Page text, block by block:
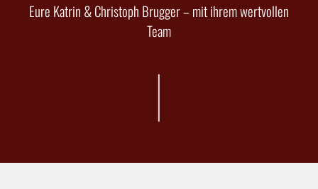
Eure Katrin & Christoph Brugger – mit ihrem wertvollen
Team